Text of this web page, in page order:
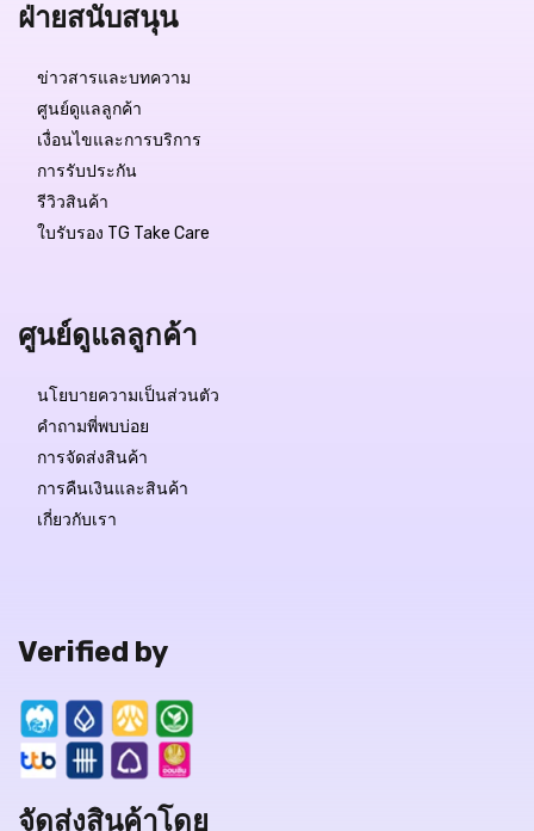
ฝ่ายสนับสนุน
ข่าวสารและบทความ
ศูนย์ดูแลลูกค้า
เงื่อนไขและการบริการ
การรับประกัน
รีวิวสินค้า
ใบรับรอง TG Take Care
ศูนย์ดูแลลูกค้า
นโยบายความเป็นส่วนตัว
คำถามพี่พบบ่อย
การจัดส่งสินค้า
การคืนเงินและสินค้า
เกี่ยวกับเรา
Verified by
จัดส่งสินค้าโดย